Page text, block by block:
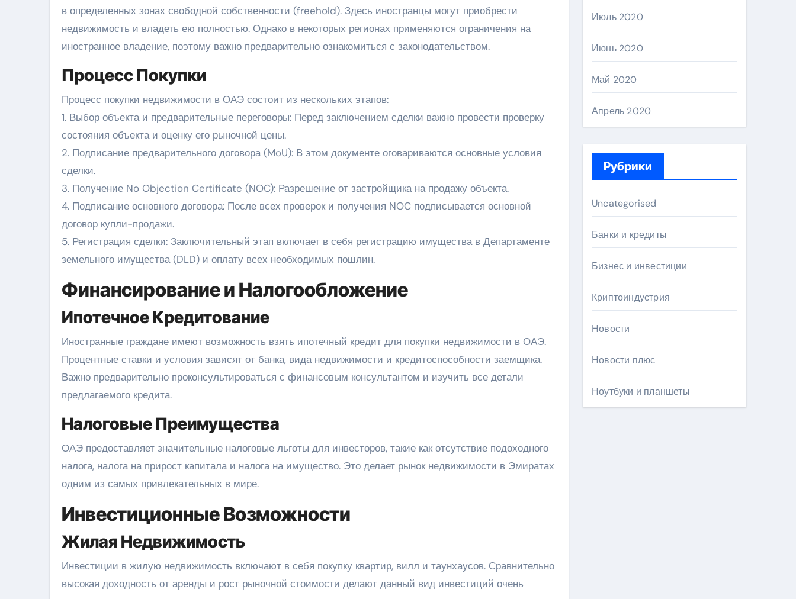
в определенных зонах свободной собственности (freehold). Здесь иностранцы могут приобрести
недвижимость и владеть ею полностью. Однако в некоторых регионах применяются ограничения на
иностранное владение, поэтому важно предварительно ознакомиться с законодательством.
Процесс Покупки
Процесс покупки недвижимости в ОАЭ состоит из нескольких этапов:
1. Выбор объекта и предварительные переговоры: Перед заключением сделки важно провести проверку
состояния объекта и оценку его рыночной цены.
2. Подписание предварительного договора (MoU): В этом документе оговариваются основные условия
сделки.
3. Получение No Objection Certificate (NOC): Разрешение от застройщика на продажу объекта.
4. Подписание основного договора: После всех проверок и получения NOC подписывается основной
договор купли-продажи.
5. Регистрация сделки: Заключительный этап включает в себя регистрацию имущества в Департаменте
земельного имущества (DLD) и оплату всех необходимых пошлин.
Финансирование и Налогообложение
Ипотечное Кредитование
Иностранные граждане имеют возможность взять ипотечный кредит для покупки недвижимости в ОАЭ.
Процентные ставки и условия зависят от банка, вида недвижимости и кредитоспособности заемщика.
Важно предварительно проконсультироваться с финансовым консультантом и изучить все детали
предлагаемого кредита.
Налоговые Преимущества
ОАЭ предоставляет значительные налоговые льготы для инвесторов, такие как отсутствие подоходного
налога, налога на прирост капитала и налога на имущество. Это делает рынок недвижимости в Эмиратах
одним из самых привлекательных в мире.
Инвестиционные Возможности
Жилая Недвижимость
Инвестиции в жилую недвижимость включают в себя покупку квартир, вилл и таунхаусов. Сравнительно
высокая доходность от аренды и рост рыночной стоимости делают данный вид инвестиций очень
Июль 2020
Июнь 2020
Май 2020
Апрель 2020
Рубрики
Uncategorised
Банки и кредиты
Бизнес и инвестиции
Криптоиндустрия
Новости
Новости плюс
Ноутбуки и планшеты